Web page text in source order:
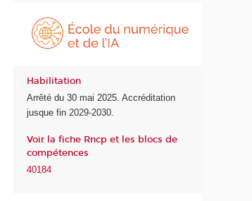
Habilitation
Arrêté du 30 mai 2025. Accréditation
jusque fin 2029-2030.
Voir la fiche Rncp et les blocs de
compétences
40184